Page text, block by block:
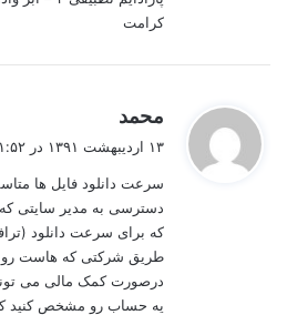
کرامت
محمد
:
۱۳ اردیبهشت ۱۳۹۱ در ۱۱:۵۲ ب٫ظ
سرعت دانلود فایل ها
دسترسی به مدیر سایتی
که برای سرعت دانلود
طریق شرکتی که هاست رو
درصورت کمک مالی می
یه حساب رو مشخص کنید